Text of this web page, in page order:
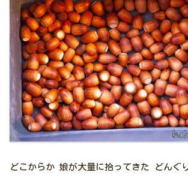
どこからか 娘が大量に拾ってきた どんぐり